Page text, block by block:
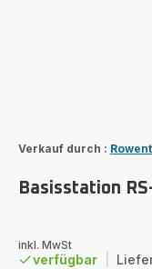
Verkauf durch :
Basisstation
inkl. MwSt
verfügbar